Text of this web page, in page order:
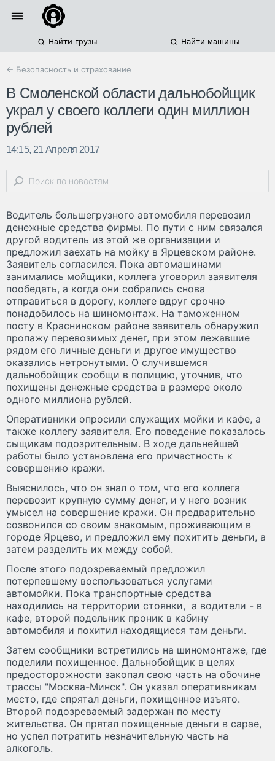
Найти грузы Найти машины
← Безопасность и страхование
В Смоленской области дальнобойщик
украл у своего коллеги один миллион
рублей
14:15, 21 Апреля 2017
Водитель большегрузного автомобиля перевозил
денежные средства фирмы. По пути с ним связался
другой водитель из этой же организации и
предложил заехать на мойку в Ярцевском районе.
Заявитель согласился. Пока автомашинами
занимались мойщики, коллега уговорил заявителя
пообедать, а когда они собрались снова
отправиться в дорогу, коллеге вдруг срочно
понадобилось на шиномонтаж. На таможенном
посту в Краснинском районе заявитель обнаружил
пропажу перевозимых денег, при этом лежавшие
рядом его личные деньги и другое имущество
оказались нетронутыми. О случившемся
дальнобойщик сообщи в полицию, уточнив, что
похищены денежные средства в размере около
одного миллиона рублей.
Оперативники опросили служащих мойки и кафе, а
также коллегу заявителя. Его поведение показалось
сыщикам подозрительным. В ходе дальнейшей
работы было установлена его причастность к
совершению кражи.
Выяснилось, что он знал о том, что его коллега
перевозит крупную сумму денег, и у него возник
умысел на совершение кражи. Он предварительно
созвонился со своим знакомым, проживающим в
городе Ярцево, и предложил ему похитить деньги, а
затем разделить их между собой.
После этого подозреваемый предложил
потерпевшему воспользоваться услугами
автомойки. Пока транспортные средства
находились на территории стоянки, а водители - в
кафе, второй подельник проник в кабину
автомобиля и похитил находящиеся там деньги.
Затем сообщники встретились на шиномонтаже, где
поделили похищенное. Дальнобойщик в целях
предосторожности закопал свою часть на обочине
трассы "Москва-Минск". Он указал оперативникам
место, где спрятал деньги, похищенное изъято.
Второй подозреваемый задержан по месту
жительства. Он прятал похищенные деньги в сарае,
но успел потратить незначительную часть на
алкоголь.